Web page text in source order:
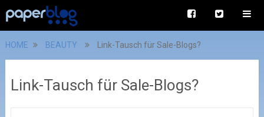
HOME BEAUTY Link-Tausch für Sale-Blogs?
Link-Tausch für Sale-Blogs?